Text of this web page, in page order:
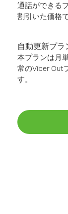
通話ができる
割引いた価格
自動更新プラ
本プランは月
常のViber Out
す。